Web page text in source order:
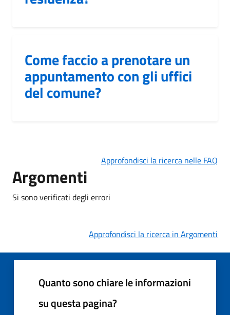
Come faccio a prenotare un
appuntamento con gli uffici
del comune?
Approfondisci la ricerca nelle FAQ
Argomenti
Si sono verificati degli errori
Approfondisci la ricerca in Argomenti
Quanto sono chiare le informazioni
su questa pagina?